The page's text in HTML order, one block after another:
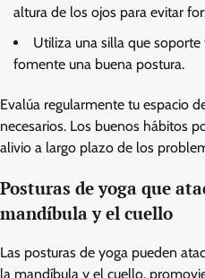
altura de los ojos para evitar
Utiliza una silla que
fomente una buena postura.
Evalúa regularmente tu espacio
necesarios. Los buenos hábitos
alivio a largo plazo de los
Posturas de yoga que
mandíbula y el cuello
Las posturas de yoga pueden
la mandíbula y el cuello,